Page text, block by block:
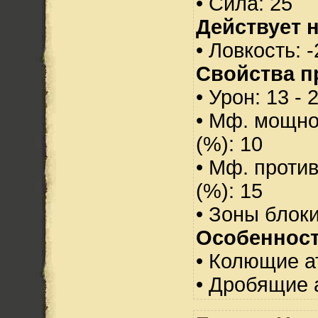
Действует
• Ловкость:
Свойства
• Урон: 13 -
• Мф.
(%): 10
• Мф.
(%): 15
• Зоны
• Колющие
• Дробящие